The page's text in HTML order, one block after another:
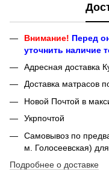
Внимание! Перед
уточнить наличие
Адресная доставка
Доставка матрасов
Новой Почтой в
Укрпочтой
Самовывоз по
м. Голосеевская) для
Подробнее о доставке